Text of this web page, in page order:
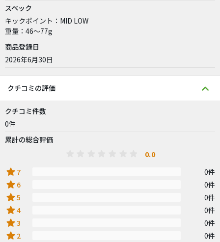
スペック
キックポイント：MID LOW
重量：46～77g
商品登録日
2026年6月30日
クチコミの評価
クチコミ件数
0件
累計の総合評価
0.0
star 7 0件
star 6 0件
star5 0件
star4 0件
star3 0件
star 2 0件